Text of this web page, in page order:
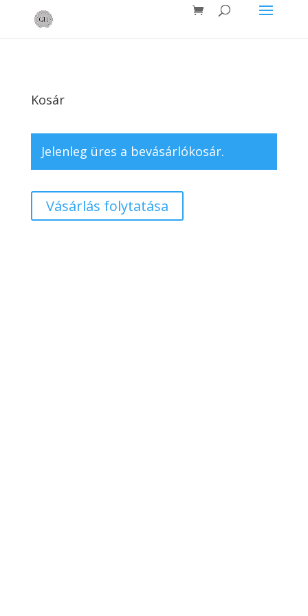
Kosár
Jelenleg üres a bevásárlókosár.
Vásárlás folytatása